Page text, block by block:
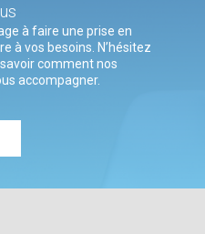
à faire une prise en
à vos besoins. N’hésitez
comment nos
accompagner.